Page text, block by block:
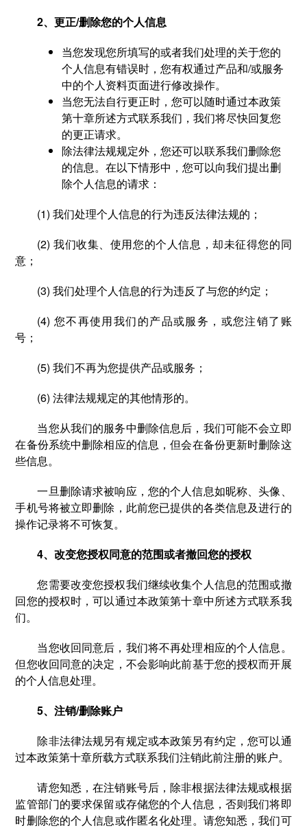
2、更正/删除您的个人信息
当您发现您所填写的或者我们处理的关于您的
个人信息有错误时，您有权通过产品和/或服务
中的个人资料页面进行修改操作。
当您无法自行更正时，您可以随时通过本政策
第十章所述方式联系我们，我们将尽快回复您
的更正请求。
除法律法规规定外，您还可以联系我们删除您
的信息。在以下情形中，您可以向我们提出删
除个人信息的请求：
(1) 我们处理个人信息的行为违反法律法规的；
(2) 我们收集、使用您的个人信息，却未征得您的同
意；
(3) 我们处理个人信息的行为违反了与您的约定；
(4) 您不再使用我们的产品或服务，或您注销了账
号；
(5) 我们不再为您提供产品或服务；
(6) 法律法规规定的其他情形的。
当您从我们的服务中删除信息后，我们可能不会立即
在备份系统中删除相应的信息，但会在备份更新时删除这
些信息。
一旦删除请求被响应，您的个人信息如昵称、头像、
手机号将被立即删除，此前您已提供的各类信息及进行的
操作记录将不可恢复。
4、改变您授权同意的范围或者撤回您的授权
您需要改变您授权我们继续收集个人信息的范围或撤
回您的授权时，可以通过本政策第十章中所述方式联系我
们。
当您收回同意后，我们将不再处理相应的个人信息。
但您收回同意的决定，不会影响此前基于您的授权而开展
的个人信息处理。
5、注销/删除账户
除非法律法规另有规定或本政策另有约定，您可以通
过本政策第十章所载方式联系我们注销此前注册的账户。
请您知悉，在注销账号后，除非根据法律法规或根据
监管部门的要求保留或存储您的个人信息，否则我们将即
时删除您的个人信息或作匿名化处理。请您知悉，我们可